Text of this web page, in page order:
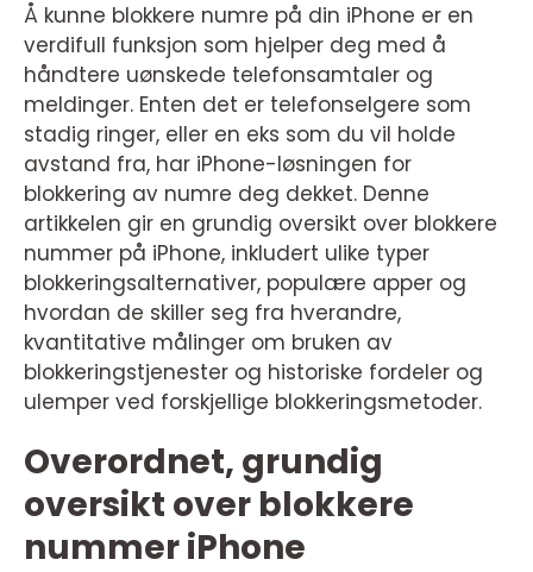
Å kunne blokkere numre på din iPhone er en
verdifull funksjon som hjelper deg med å
håndtere uønskede telefonsamtaler og
meldinger. Enten det er telefonselgere som
stadig ringer, eller en eks som du vil holde
avstand fra, har iPhone-løsningen for
blokkering av numre deg dekket. Denne
artikkelen gir en grundig oversikt over blokkere
nummer på iPhone, inkludert ulike typer
blokkeringsalternativer, populære apper og
hvordan de skiller seg fra hverandre,
kvantitative målinger om bruken av
blokkeringstjenester og historiske fordeler og
ulemper ved forskjellige blokkeringsmetoder.
Overordnet, grundig
oversikt over blokkere
nummer iPhone